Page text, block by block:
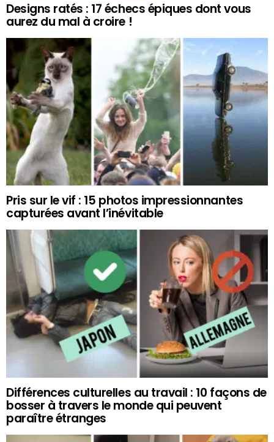
Designs ratés : 17 échecs épiques dont vous
aurez du mal à croire !
Pris sur le vif : 15 photos impressionnantes
capturées avant l’inévitable
Différences culturelles au travail : 10 façons de
bosser à travers le monde qui peuvent
paraître étranges